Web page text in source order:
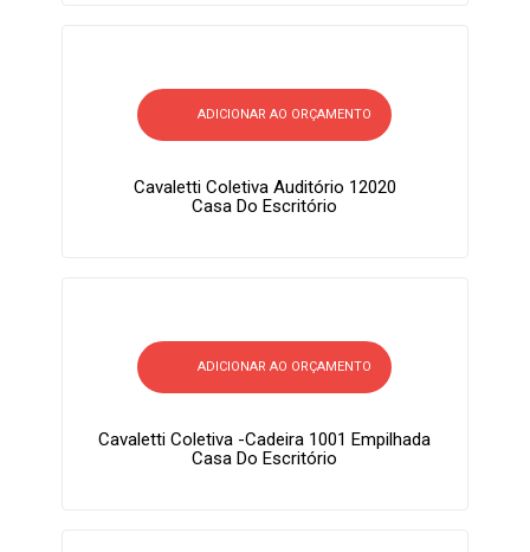
ADICIONAR AO ORÇAMENTO
Cavaletti Coletiva Auditório 12020
Casa Do Escritório
ADICIONAR AO ORÇAMENTO
Cavaletti Coletiva -Cadeira 1001 Empilhada
Casa Do Escritório